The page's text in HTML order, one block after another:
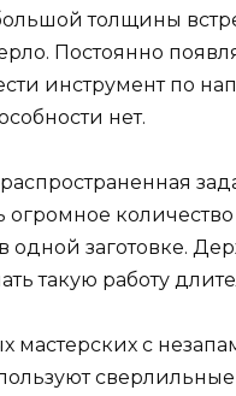
толщины
Постоянно
инструмент по
нет.
огромное
одной заготовке.
такую работу
мастерских с
сверлильные